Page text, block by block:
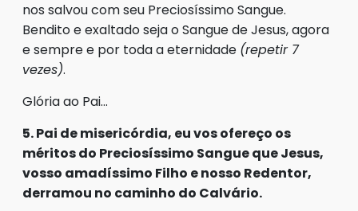
nos salvou com seu Preciosíssimo Sangue.
Bendito e exaltado seja o Sangue de Jesus, agora
e sempre e por toda a eternidade (repetir 7
vezes).
Glória ao Pai…
5. Pai de misericórdia, eu vos ofereço os
méritos do Preciosíssimo Sangue que Jesus,
vosso amadíssimo Filho e nosso Redentor,
derramou no caminho do Calvário.